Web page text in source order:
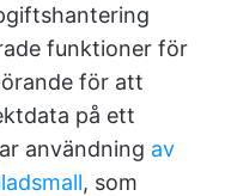
funktioner för
för att
på ett
användning av
, som